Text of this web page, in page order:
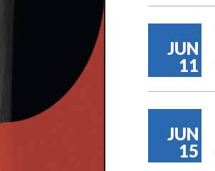
JUN
11
JUN
15